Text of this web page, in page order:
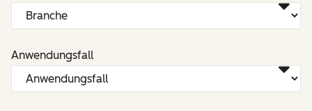
Anwendungsfall